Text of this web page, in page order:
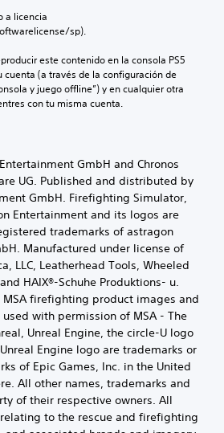
a licencia
sp).
este contenido en la consola PS5
cuenta (a través de la configuración de
y juego offline”) y en cualquier otra
con tu misma cuenta.
GmbH and Chronos
UG. Published and distributed by
GmbH. Firefighting Simulator,
Entertainment and its logos are
trademarks of astragon
Manufactured under license of
LLC, Leatherhead Tools, Wheeled
HAIX®-Schuhe Produktions- u.
MSA firefighting product images and
used with permission of MSA - The
Unreal Engine, the circle-U logo
Engine logo are trademarks or
of Epic Games, Inc. in the United
All other names, trademarks and
of their respective owners. All
to the rescue and firefighting